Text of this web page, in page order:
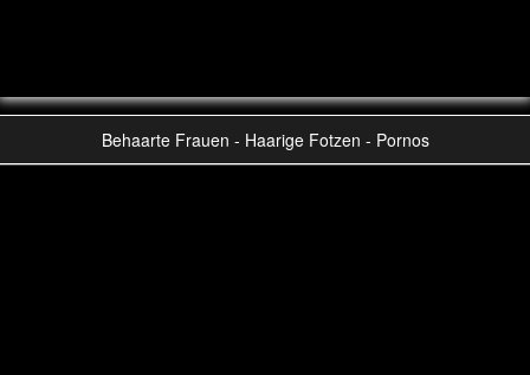
Behaarte Frauen - Haarige Fotzen - Pornos